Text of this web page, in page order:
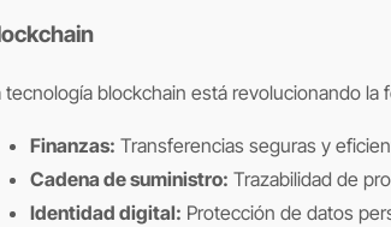
tecnología blockchain está revolucionando
Finanzas: Transferencias seguras y
Cadena de suministro: Trazabilidad de
Identidad digital: Protección de datos